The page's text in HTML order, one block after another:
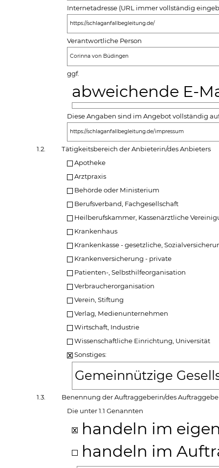
Internetadresse (URL immer vollständig
https://schlaganfallbegleitung.de/
Verantwortliche Person
Corinna von Büdingen
ggf.
abweichende E-
Diese Angaben sind im Angebot vollständig
https://schlaganfallbegleitung.de/impressum
1.2.
Tätigkeitsbereich der Anbieterin/des Anbieters
Apotheke
Arztpraxis
Behörde oder Ministerium
Berufsverband, Fachgesellschaft
Heilberufskammer, Kassenärztliche
Krankenhaus
Krankenkasse - gesetzliche,
Krankenversicherung - private
Patienten-, Selbsthilfeorganisation
Verbraucherorganisation
Verein, Stiftung
Verlag, Medienunternehmen
Wirtschaft, Industrie
Wissenschaftliche Einrichtung, Universität
Sonstiges:
Gemeinnützige
1.3.
Benennung der Auftraggeberin/des
Die unter 1.1 Genannten
handeln im
handeln im